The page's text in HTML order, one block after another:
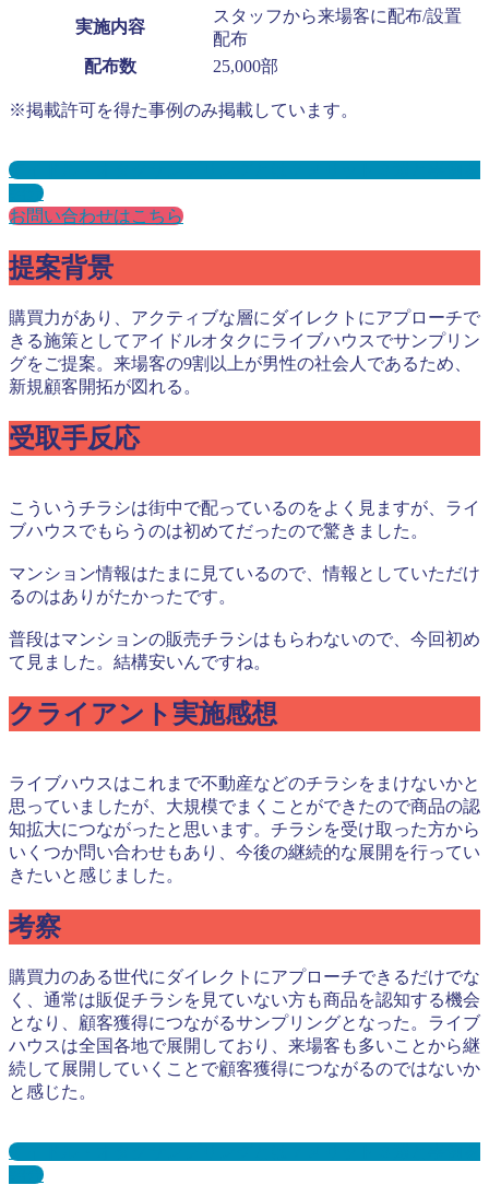
実施内容
スタッフから来場客に配布/設置
配布
配布数
25,000部
※掲載許可を得た事例のみ掲載しています。
アイドル・オタクサンプリングとは？メリット３選と事例を
紹介
お問い合わせはこちら
提案背景
購買力があり、アクティブな層にダイレクトにアプローチで
きる施策としてアイドルオタクにライブハウスでサンプリン
グをご提案。来場客の9割以上が男性の社会人であるため、
新規顧客開拓が図れる。
受取手反応
こういうチラシは街中で配っているのをよく見ますが、ライ
ブハウスでもらうのは初めてだったので驚きました。
マンション情報はたまに見ているので、情報としていただけ
るのはありがたかったです。
普段はマンションの販売チラシはもらわないので、今回初め
て見ました。結構安いんですね。
クライアント実施感想
ライブハウスはこれまで不動産などのチラシをまけないかと
思っていましたが、大規模でまくことができたので商品の認
知拡大につながったと思います。チラシを受け取った方から
いくつか問い合わせもあり、今後の継続的な展開を行ってい
きたいと感じました。
考察
購買力のある世代にダイレクトにアプローチできるだけでな
く、通常は販促チラシを見ていない方も商品を認知する機会
となり、顧客獲得につながるサンプリングとなった。ライブ
ハウスは全国各地で展開しており、来場客も多いことから継
続して展開していくことで顧客獲得につながるのではないか
と感じた。
アイドル・オタクサンプリングとは？メリット３選と事例を
紹介